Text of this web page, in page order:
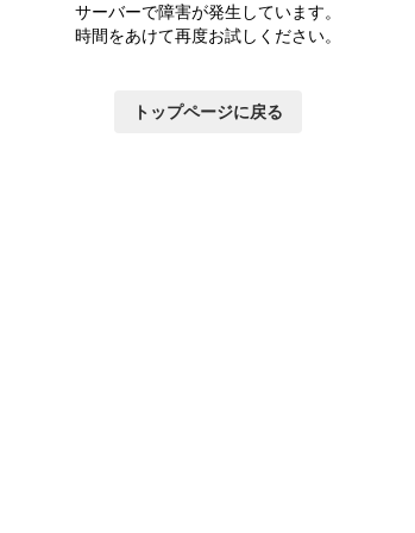
い
サーバーで障害が発生しています。
時間をあけて再度お試しください。
トップページに戻る